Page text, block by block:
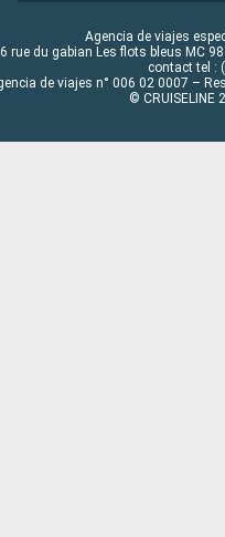
Agencia de viajes
rue du gabian Les flots bleus MC
contact tel :
de viajes n° 006 02 0007 –
© CRUISELINE